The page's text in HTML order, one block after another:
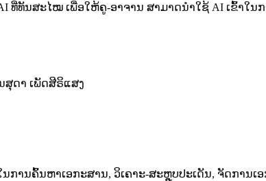
ທີ່ທັນສະໄໝ ເພື່ອໃຫ້ຄູ-ອາຈານ ສາມາດນໍາໃຊ້ AI ເຂົ້າ
ສຸດາ ເພັດສີຣິແສງ
ນຄົ້ນຫາເອກະສານ, ວິເຄາະ-ສະຫຼຸບປະເດັນ, ຈັດການເອ